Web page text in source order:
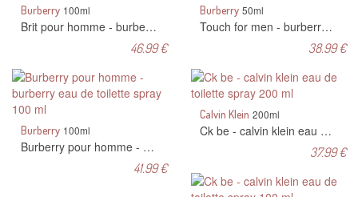
Burberry 100ml
Brit pour homme - burberry eau de toilette spray 100 ml
46.99 €
Burberry 50ml
Touch for men - burberry eau de toilette spray 50 ml
38.99 €
Burberry 100ml
Burberry pour homme - burberry eau de toilette spray 100 ml
41.99 €
Calvin Klein 200ml
Ck be - calvin klein eau de toilette spray 200 ml
37.99 €